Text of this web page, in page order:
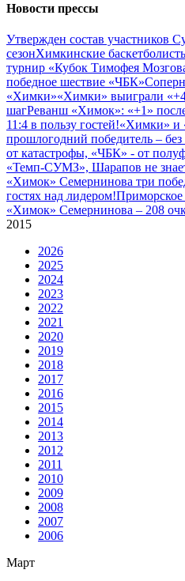
Новости прессы
Утвержден состав участников
сезонХимкинские
турнир «Кубок Тимофея
победное шествие «ЧБК»
«Химки»«Химки» выиграли
шагРеванш «Химок»: «+1»
11:4 в пользу гостей!«Химки» и
прошлогодний победитель – без
от катастрофы, «ЧБК» - от
«Темп-СУМЗ», Шарапов не
«Химок» Семернинова три
гостях над лидером!
«Химок» Семернинова – 208
2015
2026
2025
2024
2023
2022
2021
2020
2019
2018
2017
2016
2015
2014
2013
2012
2011
2010
2009
2008
2007
2006
Март